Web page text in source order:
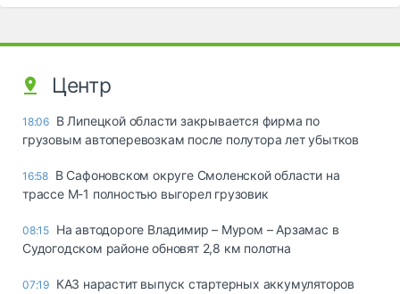
Центр
18:06 В Липецкой области закрывается фирма по
грузовым автоперевозкам после полутора лет убытков
16:58 В Сафоновском округе Смоленской области на
трассе М-1 полностью выгорел грузовик
08:15 На автодороге Владимир – Муром – Арзамас в
Судогодском районе обновят 2,8 км полотна
07:19 КАЗ нарастит выпуск стартерных аккумуляторов